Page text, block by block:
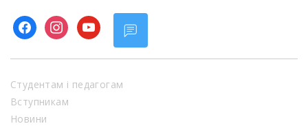
facebookinstagram
youtube
Студентам і педагогам
Вступникам
Новини